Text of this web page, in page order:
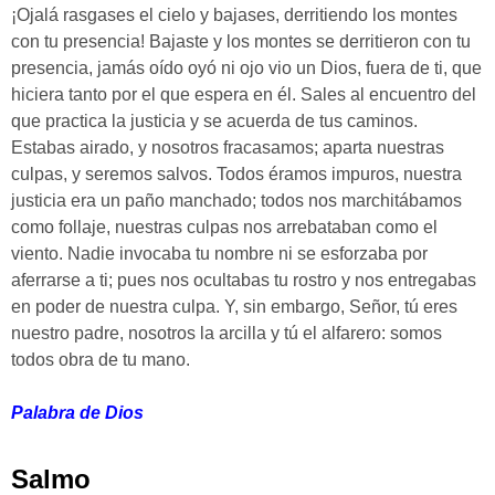
¡Ojalá rasgases el cielo y bajases, derritiendo los montes
con tu presencia! Bajaste y los montes se derritieron con tu
presencia, jamás oído oyó ni ojo vio un Dios, fuera de ti, que
hiciera tanto por el que espera en él. Sales al encuentro del
que practica la justicia y se acuerda de tus caminos.
Estabas airado, y nosotros fracasamos; aparta nuestras
culpas, y seremos salvos. Todos éramos impuros, nuestra
justicia era un paño manchado; todos nos marchitábamos
como follaje, nuestras culpas nos arrebataban como el
viento. Nadie invocaba tu nombre ni se esforzaba por
aferrarse a ti; pues nos ocultabas tu rostro y nos entregabas
en poder de nuestra culpa. Y, sin embargo, Señor, tú eres
nuestro padre, nosotros la arcilla y tú el alfarero: somos
todos obra de tu mano.
Palabra de Dios
Salmo